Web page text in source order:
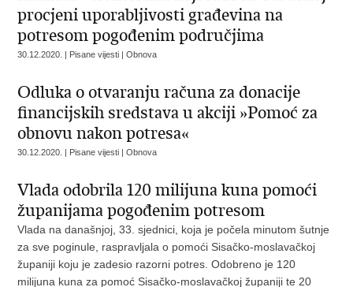
procjeni uporabljivosti građevina na
potresom pogođenim područjima
30.12.2020. | Pisane vijesti | Obnova
Odluka o otvaranju računa za donacije
financijskih sredstava u akciji »Pomoć za
obnovu nakon potresa«
30.12.2020. | Pisane vijesti | Obnova
Vlada odobrila 120 milijuna kuna pomoći
županijama pogođenim potresom
Vlada na današnjoj, 33. sjednici, koja je počela minutom šutnje
za sve poginule, raspravljala o pomoći Sisačko-moslavačkoj
županiji koju je zadesio razorni potres. Odobreno je 120
milijuna kuna za pomoć Sisačko-moslavačkoj županiji te 20